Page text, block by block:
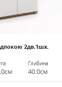
2дв.1шх.
Глибина
40.0см